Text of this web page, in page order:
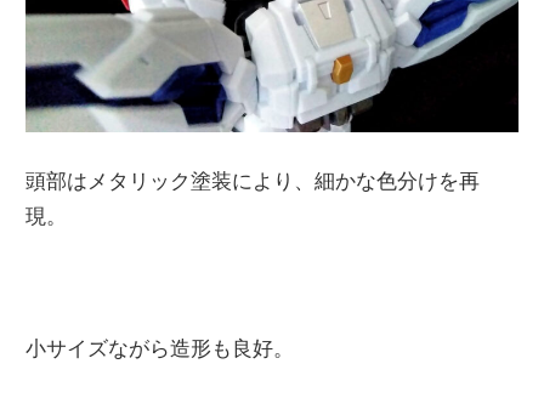
頭部はメタリック塗装により、細かな色分けを再
現。
小サイズながら造形も良好。